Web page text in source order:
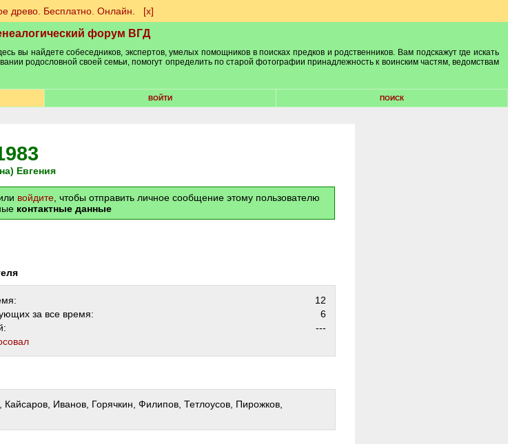
древо. Бесплатно. Онлайн. [х]
форум ВГД
вы найдете собеседников, экспертов, умелых помощников в поисках предков и родственников. Вам подскажут где искать
родословной своей семьи, помогут определить по старой фотографии принадлежность к воинским частям, ведомствам
ВОЙТИ ПОИСК
Евгения
войдите , чтобы отправить личное сообщение этому пользователю
контактные данные
12
за все время:
6
---
Иванов, Горячкин, Филипов, Тетлоусов, Пирожков,